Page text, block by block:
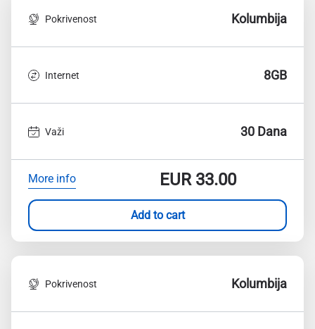
Pokrivenost Kolumbija
Internet 8GB
Važi 30 Dana
More info EUR33.00
Add to cart
Pokrivenost Kolumbija